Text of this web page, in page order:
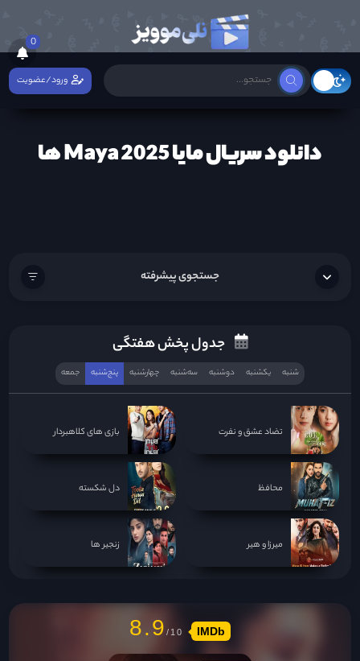
0
ورود/عضویت
دانلود سریال مایا Maya 2025 ها
جستجوی پیشرفته
جدول پخش هفتگی
شنبه یکشنبه دوشنبه سه‌‌شنبه چهارشنبه پنج‌شنبه جمعه
تضاد عشق و نفرت بازی های کلاهبردار
محافظ دل شکسته
میرزا و هیر زنجیر ها
8.9 IMDb